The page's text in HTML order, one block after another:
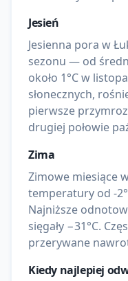
Jesień
Jesienna pora w
sezonu — od
około 1°C w
słonecznych,
pierwsze
drugiej połowie
Zima
Zimowe miesiące
temperatury od -
Najniższe
sięgały −31°C.
przerywane
Kiedy najlepiej